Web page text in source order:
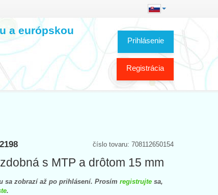
Prihlásenie
Registrácia
a európskou
číslo tovaru: 708112650154
s MTP a drôtom 15 mm
sa zobrazí až po prihlásení. Prosím registrujte sa,
.